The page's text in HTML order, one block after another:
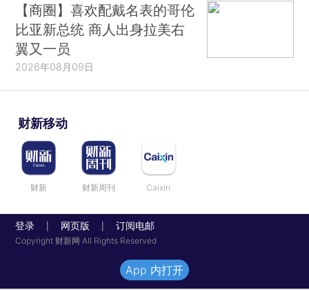
【商圈】喜欢配戴名表的哥伦
比亚新总统 商人出身拉美右
翼又一员
2026年08月09日
财新移动
财新 财新周刊 Caixin
登录 网页版 订阅电邮
Copyright 财新网 All Rights Reserved
App 内打开